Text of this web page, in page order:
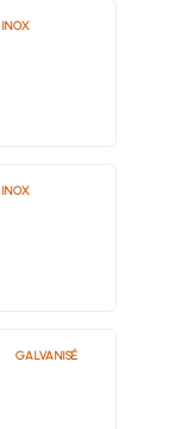
INOX
INOX
GALVANISÉ